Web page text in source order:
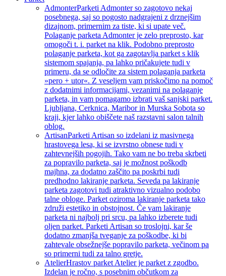
AdmonterParketi Admonter so zagotovo nekaj
posebnega, saj so pogosto nadgrajeni z drznejšim
dizajnom, primernim za tiste, ki si upate več.
Polaganje parketa Admonter je zelo preprosto, kar
omogoči t. i. parket na klik. Podobno preprosto
polaganje parketa, kot ga zagotavlja parket s klik
sistemom spajanja, pa lahko pričakujete tudi v
primeru, da se odločite za sistem polaganja parketa
»pero + utor«. Z veseljem vam priskočimo na pomoč
z dodatnimi informacijami, vezanimi na polaganje
parketa, in vam pomagamo izbrati vaš sanjski parket.
Ljubljana, Cerknica, Maribor in Murska Sobota so
kraji, kjer lahko obiščete naš razstavni salon talnih
oblog.
ArtisanParketi Artisan so izdelani iz masivnega
hrastovega lesa, ki se izvrstno obnese tudi v
zahtevnejših pogojih. Tako vam ne bo treba skrbeti
za popravilo parketa, saj je možnost poškodb
majhna, za dodatno zaščito pa poskrbi tudi
predhodno lakiranje parketa. Seveda pa lakiranje
parketa zagotovi tudi atraktivno vizualno podobo
talne obloge. Parket oziroma lakiranje parketa tako
združi estetiko in obstojnost. Če vam lakiranje
parketa ni najbolj pri srcu, pa lahko izberete tudi
oljen parket. Parketi Artisan so troslojni, kar še
dodatno zmanjša tveganje za poškodbe, ki bi
zahtevale obsežnejše popravilo parketa, večinom pa
so primerni tudi za talno gretje.
AtelierHrastov parket Atelier je parket z zgodbo.
Izdelan je ročno, s posebnim občutkom za